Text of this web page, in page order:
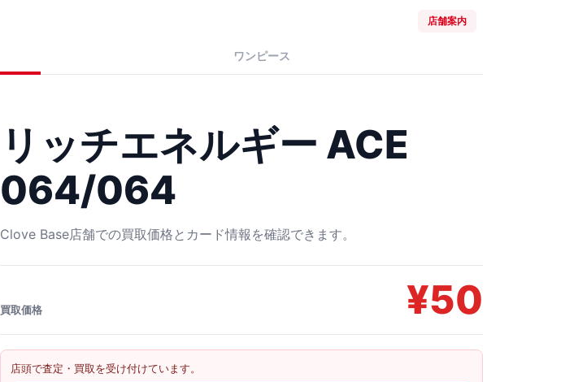
店舗案内
ワンピース
リッチエネルギー ACE
064/064
Clove Base店舗での買取価格とカード情報を確認できます。
買取価格 ¥50
店頭で査定・買取を受け付けています。